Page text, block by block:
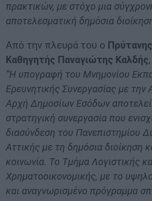
πρακτικών, με στόχο μια
αποτελεσματική δημόσια
Από την πλευρά του ο
Καθηγητής Παναγιώτης Καλδής
“Η υπογραφή του Μνημονίου
Ερευνητικής Συνεργασίας με την
Αρχή Δημοσίων Εσόδων αποτελεί
στρατηγική συνεργασία που
διασύνδεση του Πανεπιστημίου
Αττικής με τη δημόσια διοίκηση
κοινωνία. Το Τμήμα Λογιστικής
Χρηματοοικονομικής, με το
και αναγνωρισμένο πρόγραμμα